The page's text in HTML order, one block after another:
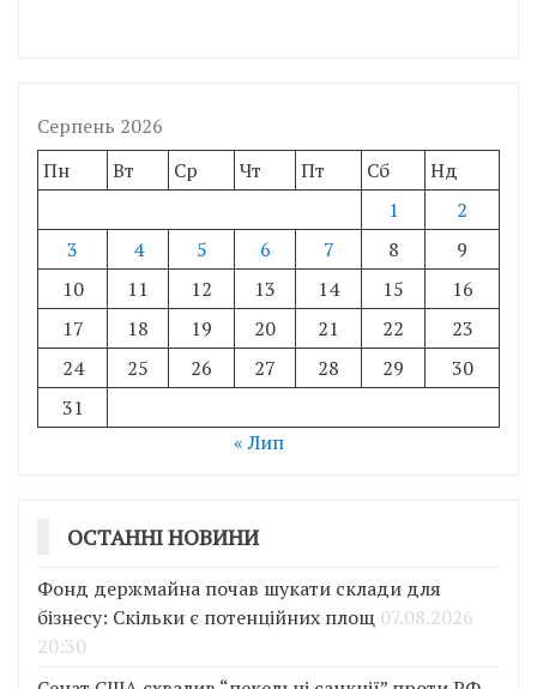
Серпень 2026
Пн
Вт Ср Чт Пт Сб
Нд
1
2
3
4 5 6 7 8
9
10
11 12 13 14 15
16
17
18 19 20 21 22
23
24
25 26 27 28 29
30
31
« Лип
ОСТАННІ НОВИНИ
Фонд держмайна почав шукати склади для
бізнесу: Скільки є потенційних площ 07.08.2026
20:30